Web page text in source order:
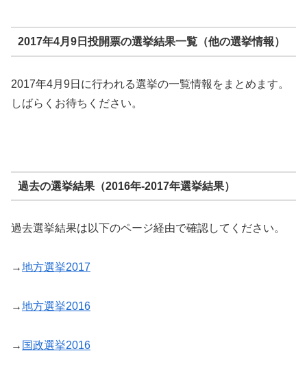
2017年4月9日投開票の選挙結果一覧（他の選挙情報）
2017年4月9日に行われる選挙の一覧情報をまとめます。
しばらくお待ちください。
過去の選挙結果（2016年-2017年選挙結果）
過去選挙結果は以下のページ経由で確認してください。
→地方選挙2017
→地方選挙2016
→ 国政選挙2016